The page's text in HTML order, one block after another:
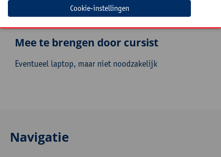
Als je schoolbreed wil kijken, is het handig om met een
Mee te brengen door cursist
Eventueel laptop, maar niet noodzakelijk
Navigatie
Cookie-instellingen